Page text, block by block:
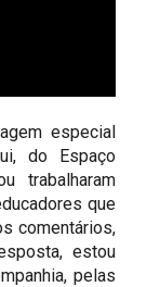
especial
do Espaço
trabalharam
que
comentários,
estou
pelas